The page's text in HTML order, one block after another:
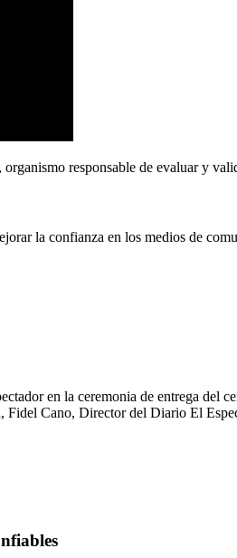
, organismo responsable de evaluar y
la confianza en los medios de
en la ceremonia de entrega
Cano, Director del Diario El